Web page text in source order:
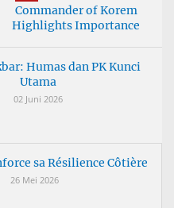
Commander of Korem
Highlights Importance
Humas dan PK Kunci
Utama
02 Juni 2026
sa Résilience Côtière
26 Mei 2026